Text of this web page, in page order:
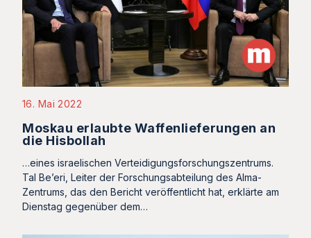
16. Mai 2022
Moskau erlaubte Waffenlieferungen an
die Hisbollah
…eines israelischen Verteidigungsforschungszentrums.
Tal Be’eri, Leiter der Forschungsabteilung des Alma-
Zentrums, das den Bericht veröffentlicht hat, erklärte am
Dienstag gegenüber dem…